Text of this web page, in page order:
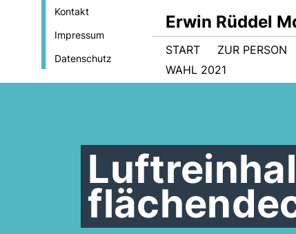
Kontakt
Impressum
Datenschutz
Erwin Rüddel
START ZUR PERSON
WAHL 2021